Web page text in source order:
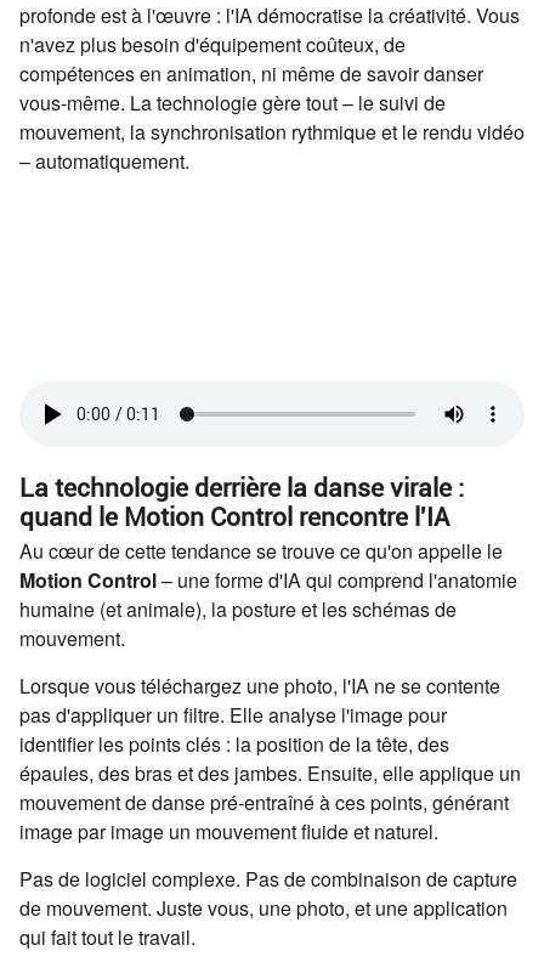
profonde est à l'œuvre : l'IA démocratise la créativité. Vous
n'avez plus besoin d'équipement coûteux, de
compétences en animation, ni même de savoir danser
vous-même. La technologie gère tout – le suivi de
mouvement, la synchronisation rythmique et le rendu vidéo
– automatiquement.
La technologie derrière la danse virale :
quand le Motion Control rencontre l'IA
Au cœur de cette tendance se trouve ce qu'on appelle le
Motion Control– une forme d'IA qui comprend l'anatomie
humaine (et animale), la posture et les schémas de
mouvement.
Lorsque vous téléchargez une photo, l'IA ne se contente
pas d'appliquer un filtre. Elle analyse l'image pour
identifier les points clés : la position de la tête, des
épaules, des bras et des jambes. Ensuite, elle applique un
mouvement de danse pré-entraîné à ces points, générant
image par image un mouvement fluide et naturel.
Pas de logiciel complexe. Pas de combinaison de capture
de mouvement. Juste vous, une photo, et une application
qui fait tout le travail.